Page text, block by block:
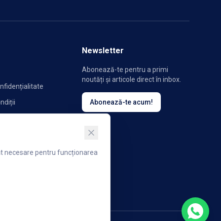
Newsletter
Abonează-te pentru a primi
noutăți și articole direct în inbox.
Abonează-te acum!
necesare pentru funcționarea